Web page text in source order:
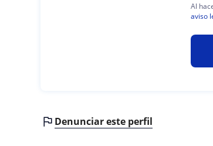
Al
aviso
Denunciar este perfil